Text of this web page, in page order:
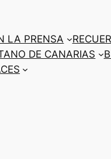
LA PRENSA
DE CANARIAS